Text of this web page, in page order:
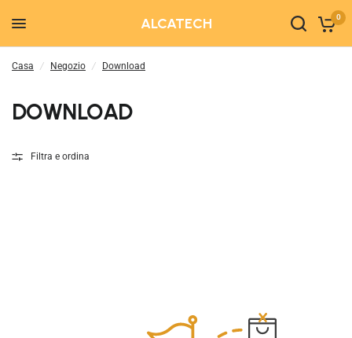
ALCATECH 0
Casa / Negozio / Download
DOWNLOAD
Filtra e ordina